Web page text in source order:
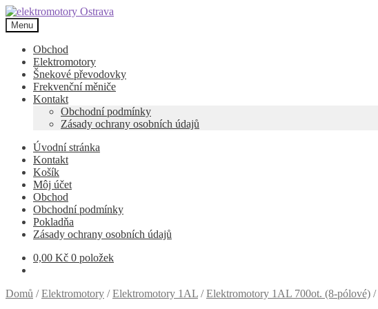
Přeskočit
na
navigaci
Přejít
k
obsahu
webu
Menu
Obchod
Elektromotory
Šnekové převodovky
Frekvenční měniče
Kontakt
Obchodní podmínky
Zásady ochrany osobních údajů
Úvodní stránka
Kontakt
Košík
Môj účet
Obchod
Obchodní podmínky
Pokladňa
Zásady ochrany osobních údajů
0,00 Kč 0 položek
Domů /Elektromotory /Elektromotory 1AL /Elektromotory 1AL 700ot. (8-pólové) /